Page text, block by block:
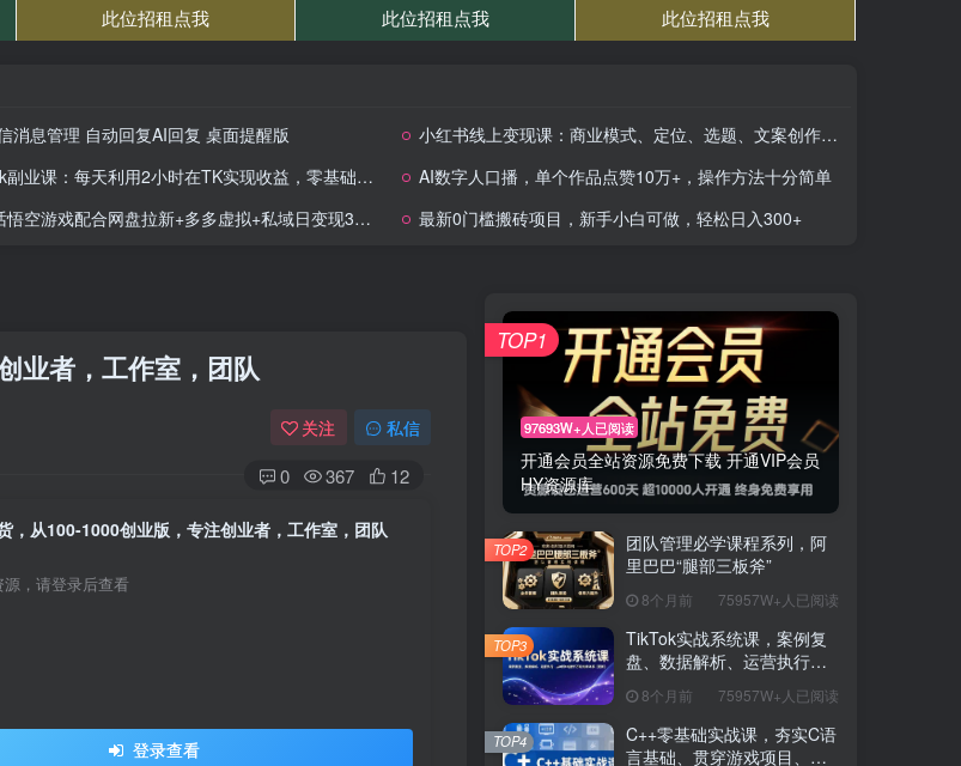
消息管理 自动回复AI回复 桌面提醒版
小红书线上变现课：商业模式、定位、选题、文案创作、爆款要素及引流成交
课：每天利用2小时在TK实现收益，零基础TikTok上如何变现（34节）
AI数字人口播，单个作品点赞10万+，操作方法十分简单
空游戏配合网盘拉新+多多虚拟+私域日变现3000+赚快钱方法。… 最新0门槛搬砖项目，新手小白可做，轻松日入300+
业者，工作室，团队
关注 私信
0 367 12
，从100-1000创业版，专注创业者，工作室，团队
，请登录后查看
登录查看
97693W+人已阅读
开通会员全站资源免费下载 开通VIP会员
HY资源库
TOP1
团队管理必学课程系列，阿
里巴巴“腿部三板斧”
8个月前 75957W+人已阅读
TOP2
TikTok实战系统课，案例复
盘、数据解析、运营执行，
（更新）
8个月前 75957W+人已阅读
TOP3
C++零基础实战课，夯实C语
言基础、贯穿游戏项目、掌
TOP4